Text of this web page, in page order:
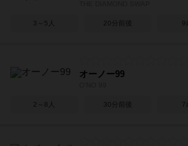
3～5人 20分前後 9
オーノー99
2～8人 30分前後 7